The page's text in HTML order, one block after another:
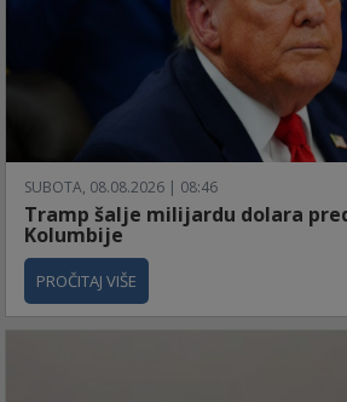
SUBOTA, 08.08.2026 | 08:46
Tramp šalje milijardu dolara
Kolumbije
PROČITAJ VIŠE